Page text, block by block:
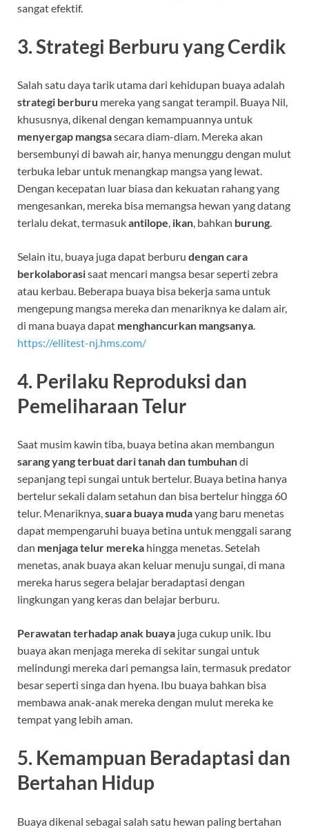
sangat efektif.
3.Strategi Berburu yang Cerdik
Salah satu daya tarik utama dari kehidupan buaya adalah
strategi berburu mereka yang sangat terampil. Buaya Nil,
khususnya, dikenal dengan kemampuannya untuk
menyergap mangsasecara diam-diam. Mereka akan
bersembunyi di bawah air, hanya menunggu dengan mulut
terbuka lebar untuk menangkap mangsa yang lewat.
Dengan kecepatan luar biasa dan kekuatan rahang yang
mengesankan, mereka bisa memangsa hewan yang datang
terlalu dekat, termasukantilope, ikan, bahkan burung.
Selain itu, buaya juga dapat berburu dengan cara
berkolaborasisaat mencari mangsa besar seperti zebra
atau kerbau. Beberapa buaya bisa bekerja sama untuk
mengepung mangsa mereka dan menariknya ke dalam air,
di mana buaya dapat menghancurkan mangsanya.
https://ellitest-nj.hms.com/
4. Perilaku Reproduksi dan
Pemeliharaan Telur
Saat musim kawin tiba, buaya betina akan membangun
sarang yang terbuat dari tanah dan tumbuhandi
sepanjang tepi sungai untuk bertelur. Buaya betina hanya
bertelur sekali dalam setahun dan bisa bertelur hingga 60
telur. Menariknya,suara buaya mudayang baru menetas
dapat mempengaruhi buaya betina untuk menggali sarang
dan menjaga telur mereka hingga menetas. Setelah
menetas, anak buaya akan keluar menuju sungai, di mana
mereka harus segera belajar beradaptasi dengan
lingkungan yang keras dan belajar berburu.
Perawatan terhadap anak buaya juga cukup unik. Ibu
buaya akan menjaga mereka di sekitar sungai untuk
melindungi mereka dari pemangsa lain, termasuk predator
besar seperti singa dan hyena. Ibu buaya bahkan bisa
membawa anak-anak mereka dengan mulut mereka ke
tempat yang lebih aman.
5. Kemampuan Beradaptasi dan
Bertahan Hidup
Buaya dikenal sebagai salah satu hewan paling bertahan